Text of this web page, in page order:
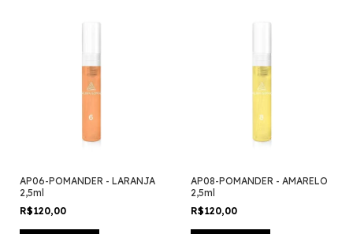
AP06-POMANDER - LARANJA
2,5ml
R$120,00
AP08-POMANDER - AMARELO
2,5ml
R$120,00